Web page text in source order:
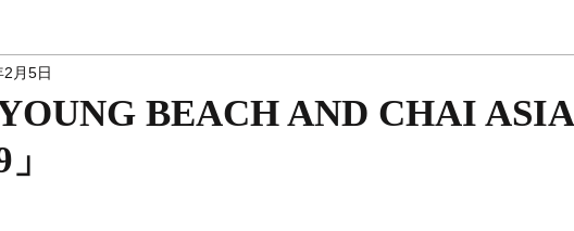
YOUNG BEACH AND CHAI ASIA
2月5日